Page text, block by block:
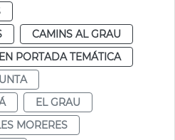
CAMINS AL GRAU
EN PORTADA TEMÁTICA
EL GRAU
MORERES